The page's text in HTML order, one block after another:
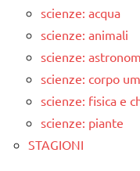
scienze: acqua
scienze: animali
scienze:
scienze: corpo
scienze: fisica e
scienze: piante
STAGIONI